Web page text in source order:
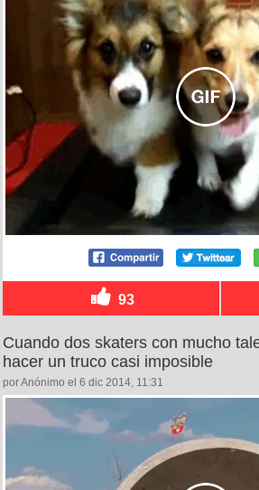
93
Cuando dos skaters con mucho
hacer un truco casi imposible
por Anónimo el 6 dic 2014, 11:31